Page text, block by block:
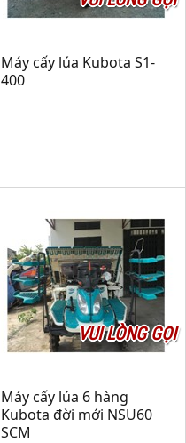
Máy cấy lúa Kubota S1-
400
VUI LÒNG GỌI
Máy cấy lúa 6 hàng
Kubota đời mới NSU60
SCM